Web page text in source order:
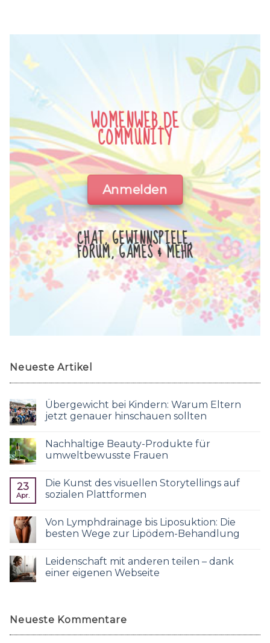
WOMENWEB.DE
COMMUNITY
Anmelden
CHAT, GEWINNSPIELE,
FORUM, GAMES & MEHR
Neueste Artikel
Übergewicht bei Kindern: Warum Eltern
jetzt genauer hinschauen sollten
Nachhaltige Beauty-Produkte für
umweltbewusste Frauen
23
Apr.
Die Kunst des visuellen Storytellings auf
sozialen Plattformen
Von Lymphdrainage bis Liposuktion: Die
besten Wege zur Lipödem-Behandlung
Leidenschaft mit anderen teilen – dank
einer eigenen Webseite
Neueste Kommentare